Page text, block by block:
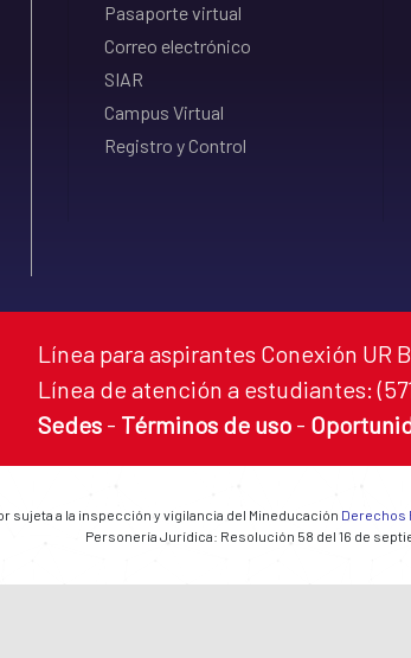
Pasaporte virtual
Correo electrónico
SIAR
Campus Virtual
Registro y Control
Línea para aspirantes Conexión UR
Línea de atención a estudiantes:
Sedes - Términos de uso -
sujeta a la inspección y vigilancia del Mineducación Derechos
Personería Jurídica: Resolución 58 del 16 de